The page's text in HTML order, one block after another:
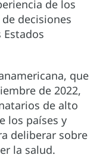
de los
decisiones
que
de 2022,
de alto
los países y
deliberar sobre
la salud.